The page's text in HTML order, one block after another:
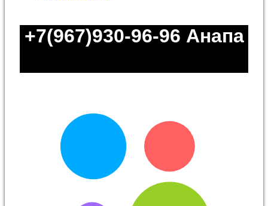
+7(967)930-96-96 Анапа